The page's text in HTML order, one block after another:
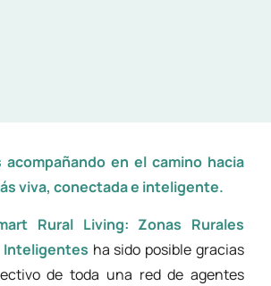
acompañando en el camino hacia
viva, conectada e inteligente.
Rural Living: Zonas Rurales
Inteligentes ha sido posible gracias
de toda una red de agentes